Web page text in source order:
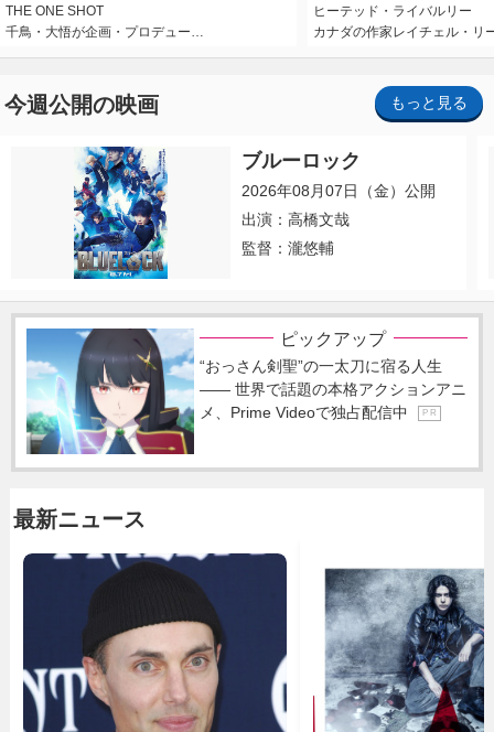
THE ONE SHOT
千鳥・大悟が企画・プロデュー…
ヒーテッド・ライバルリー
カナダの作家レイチェル・リ
今週公開の映画 もっと見る
ブルーロック
2026年08月07日（金）公開
出演：高橋文哉
監督：瀧悠輔
ピックアップ
“おっさん剣聖”の一太刀に宿る人生
―― 世界で話題の本格アクションアニ
メ、Prime Videoで独占配信中
P R
最新ニュース